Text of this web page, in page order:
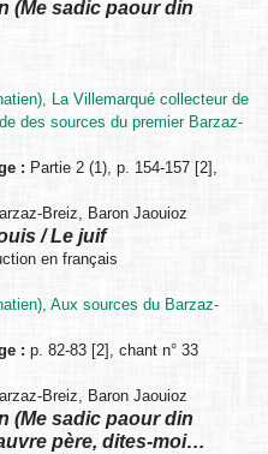
(Me sadic paour din
La Villemarqué collecteur de
des sources du premier Barzaz-
: Partie 2 (1), p. 154-157 [2],
Breiz, Baron Jaouioz
/ Le juif
en français
Aux sources du Barzaz-
: p. 82-83 [2], chant n° 33
Breiz, Baron Jaouioz
(Me sadic paour din
père, dites-moi…